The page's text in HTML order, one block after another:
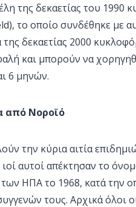
της δεκαετίας του 1990
το οποίο συνδέθηκε με
δεκαετίας 2000
και μπορούν να
6 μηνών.
από Νοροϊό
την κύρια αιτία
αυτοί απέκτησαν το
ΗΠΑ το 1968, κατά την
τους. Αρχικά